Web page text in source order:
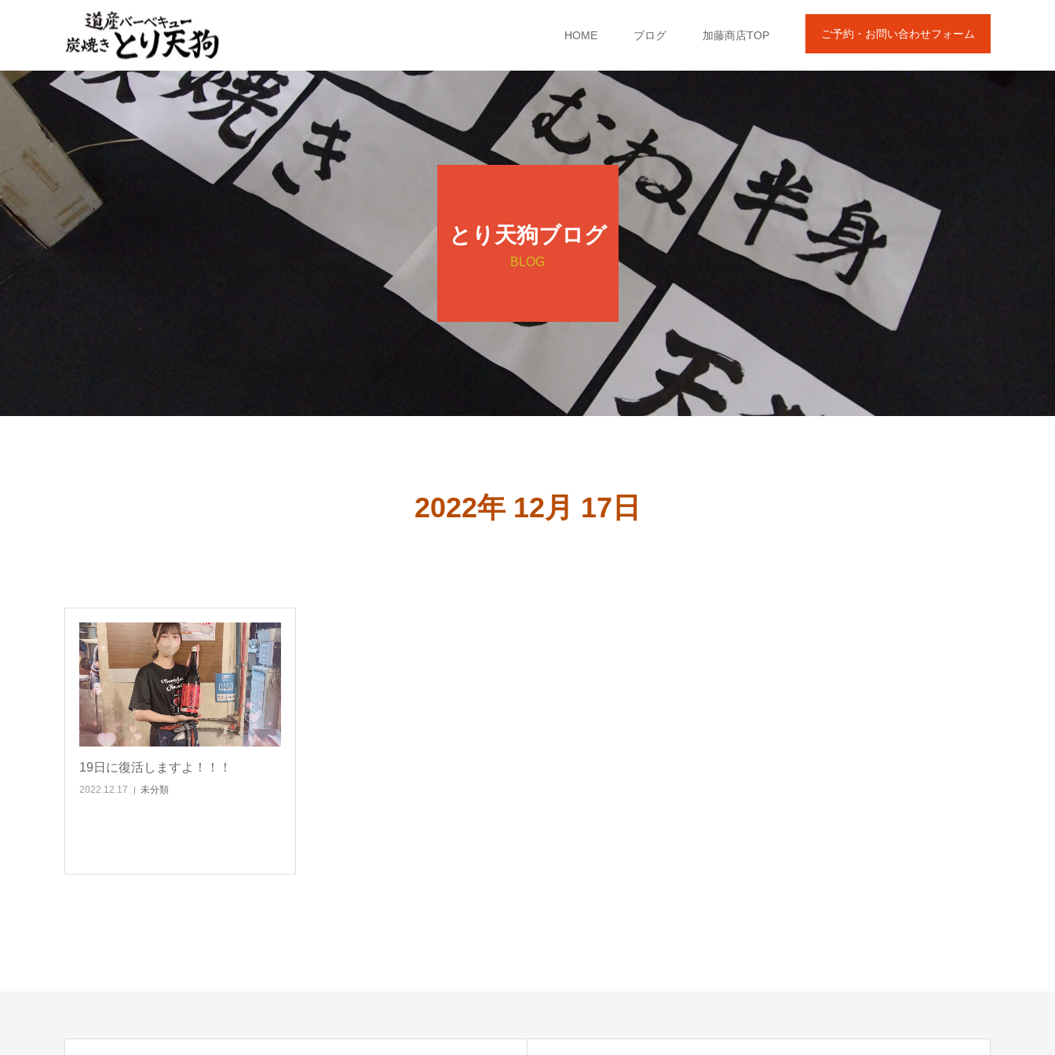
ご予約・お問い合わせフォーム
HOME ブログ 加藤商店TOP
とり天狗ブログ
BLOG
2022年 12月 17日
19日に復活しますよ！！！
2022.12.17 未分類